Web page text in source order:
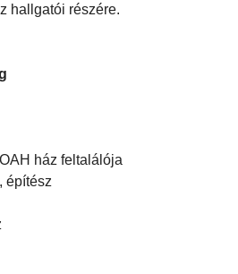
hallgatói részére.
ház feltalálója
építész